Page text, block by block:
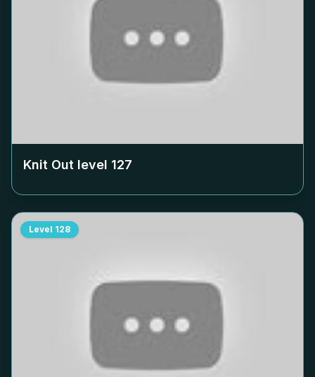
Knit Out level 127
Level 128